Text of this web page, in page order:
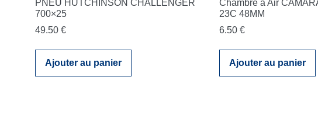
PNEU HUTCHINSON CHALLENGER
700×25
49.50 €
Ajouter au panier
Chambre à Air
23C 48MM
6.50 €
Ajouter au panier